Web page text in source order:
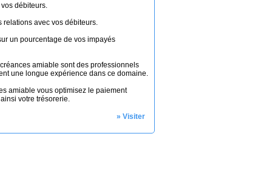
débiteurs.
relations avec vos débiteurs.
un pourcentage de vos impayés
amiable sont des professionnels
une longue expérience dans ce domaine.
amiable vous optimisez le paiement
votre trésorerie.
» Visiter